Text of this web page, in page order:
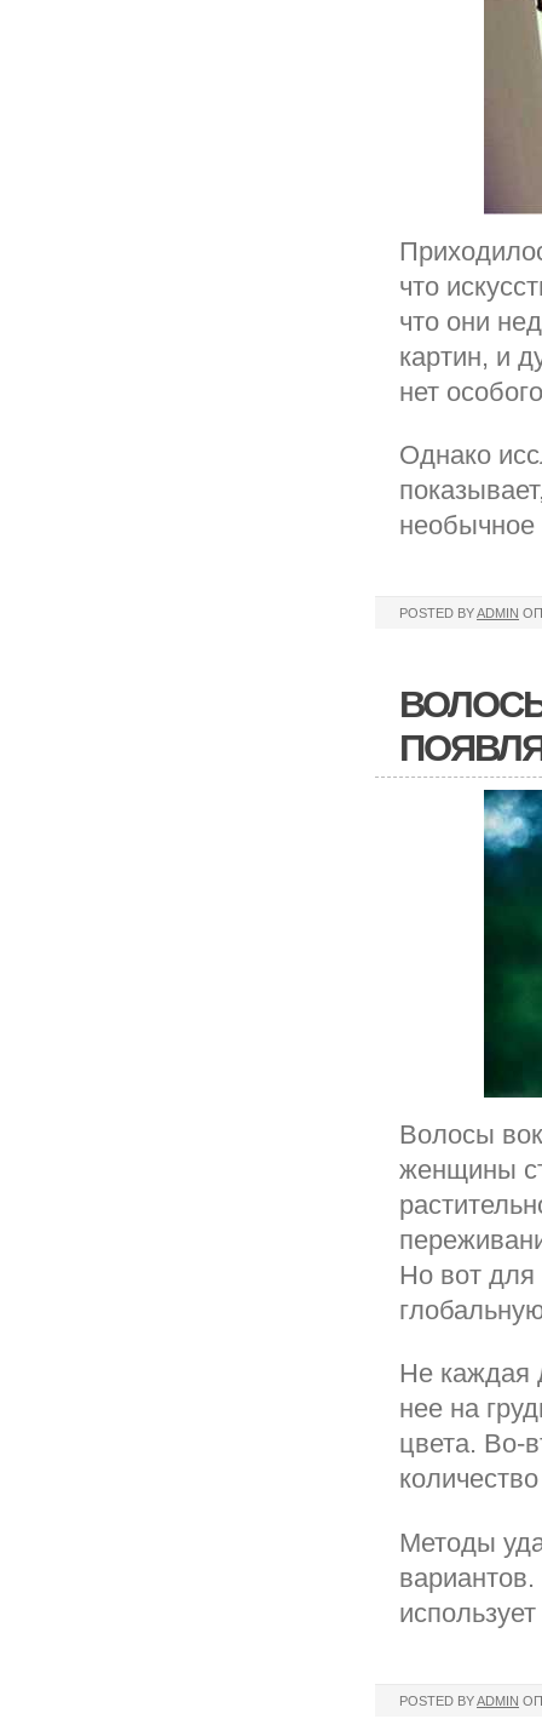
что
что они
картин, и
нет
Однако
необычное
POSTED BYADMIN
Волосы
женщины
Но вот для
Не каждая
нее на
цвета. Во-
Методы
POSTED BYADMIN